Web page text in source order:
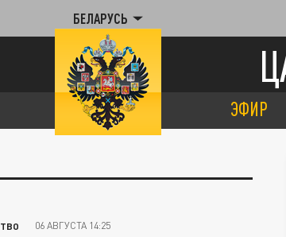
БЕЛАРУСЬ
ЭФИР
06 АВГУСТА 14:25